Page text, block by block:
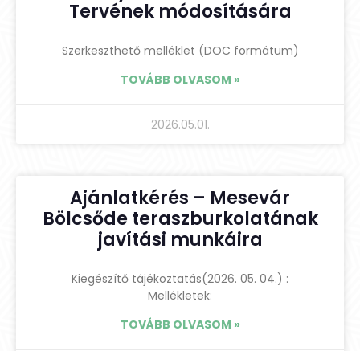
Tervének módosítására
Szerkeszthető melléklet (DOC formátum)
TOVÁBB OLVASOM »
2026.05.01.
Ajánlatkérés – Mesevár
Bölcsőde teraszburkolatának
javítási munkáira
Kiegészítő tájékoztatás(2026. 05. 04.) :
Mellékletek:
TOVÁBB OLVASOM »